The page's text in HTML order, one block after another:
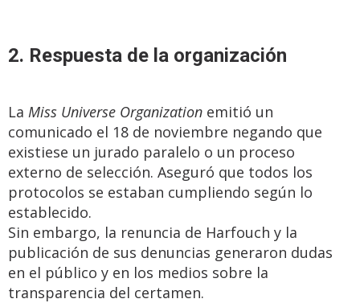
2. Respuesta de la organización
La Miss Universe Organization emitió un
comunicado el 18 de noviembre negando que
existiese un jurado paralelo o un proceso
externo de selección. Aseguró que todos los
protocolos se estaban cumpliendo según lo
establecido.
Sin embargo, la renuncia de Harfouch y la
publicación de sus denuncias generaron dudas
en el público y en los medios sobre la
transparencia del certamen.